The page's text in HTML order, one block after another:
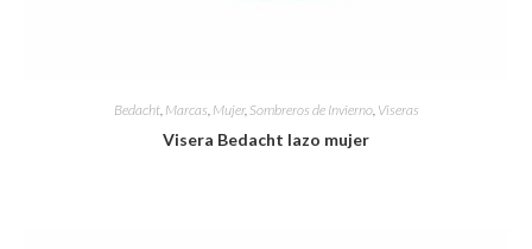
Bedacht, Marcas, Mujer, Sombreros de Invierno, Viseras
Visera Bedacht lazo mujer